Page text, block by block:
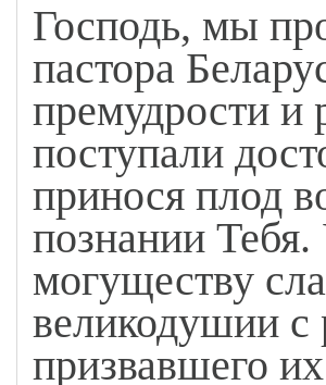
Господь, мы
пастора
премудрости и
поступали
принося плод
познании
могуществу
великодушии с
призвавшего